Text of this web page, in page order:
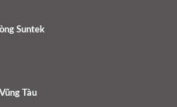
Suntek
Tàu